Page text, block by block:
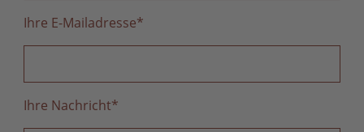
Ihre E-Mailadresse*
Ihre Nachricht*